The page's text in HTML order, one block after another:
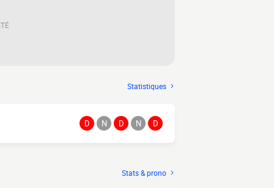
Statistiques
D N D N D
Stats & prono